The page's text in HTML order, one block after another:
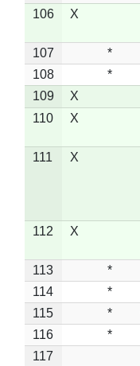
106
X
107 *
108
*
109
X
110
X
111 X
112 X
113
*
114
*
115
*
116
*
117